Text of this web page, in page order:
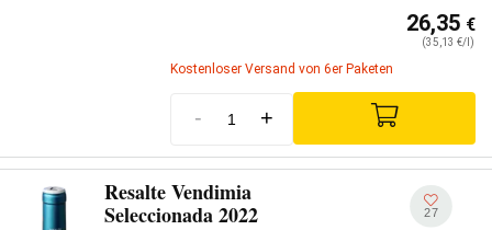
26,35 €
(35,13 €/l)
Kostenloser Versand von 6er Paketen
- +
Resalte Vendimia
Seleccionada 2022
27